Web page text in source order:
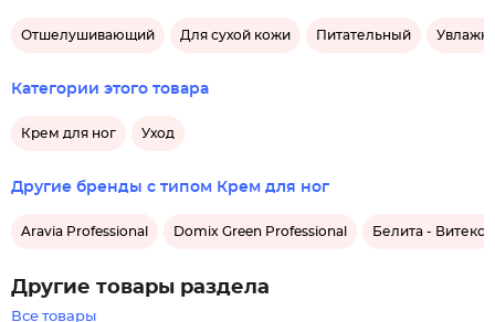
Отшелушивающий Для сухой кожи Питательный
Категории этого товара
Крем для ног Уход
Другие бренды с типом Крем для ног
Aravia Professional Domix Green Professional Белита - Витекс
Другие товары раздела
Все товары